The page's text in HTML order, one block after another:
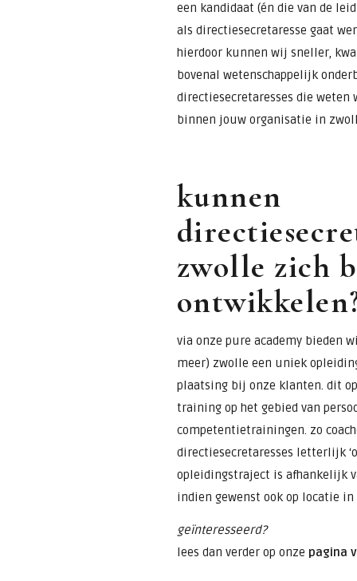
een kandidaat (én die van de
als directiesecretaresse gaat
hierdoor kunnen wij sneller,
bovenal wetenschappelijk
directiesecretaresses die weten
binnen jouw organisatie in
kunnen
zwolle zich
via onze pure academy bieden
meer) zwolle een uniek
plaatsing bij onze klanten. dit
training op het gebied van
competentietrainingen. zo
directiesecretaresses letterlijk
opleidingstraject is afhankelijk
indien gewenst ook op locatie
geïnteresseerd?
lees dan verder op onze pagina